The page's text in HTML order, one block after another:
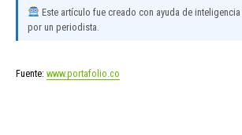
Este artículo fue creado con ayuda de
por un periodista.
Fuente: www.portafolio.co